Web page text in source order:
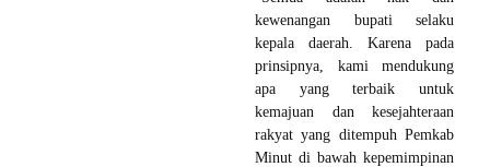
kewenangan bupati selaku
kepala daerah. Karena pada
prinsipnya, kami mendukung
apa yang terbaik untuk
kemajuan dan kesejahteraan
rakyat yang ditempuh Pemkab
Minut di bawah kepemimpinan